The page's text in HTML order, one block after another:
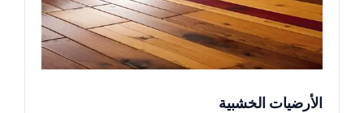
الأرضيات الخشبية